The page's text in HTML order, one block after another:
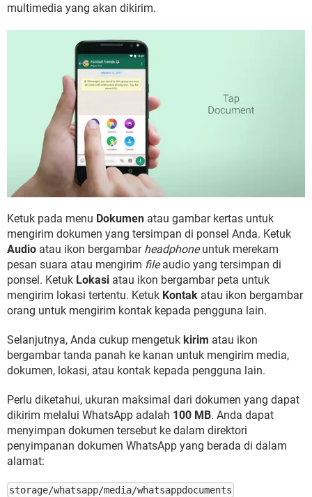
multimedia yang akan dikirim.
Ketuk pada menu Dokumen atau gambar kertas untuk
mengirim dokumen yang tersimpan di ponsel Anda. Ketuk
Audio atau ikon bergambar headphoneuntuk merekam
pesan suara atau mengirim fileaudio yang tersimpan di
ponsel. Ketuk Lokasi atau ikon bergambar peta untuk
mengirim lokasi tertentu. Ketuk Kontak atau ikon bergambar
orang untuk mengirim kontak kepada pengguna lain.
Selanjutnya, Anda cukup mengetuk kirim atau ikon
bergambar tanda panah ke kanan untuk mengirim media,
dokumen, lokasi, atau kontak kepada pengguna lain.
Perlu diketahui, ukuran maksimal dari dokumen yang dapat
dikirim melalui WhatsApp adalah 100 MB. Anda dapat
menyimpan dokumen tersebut ke dalam direktori
penyimpanan dokumen WhatsApp yang berada di dalam
alamat:
storage/whatsapp/media/whatsappdocuments